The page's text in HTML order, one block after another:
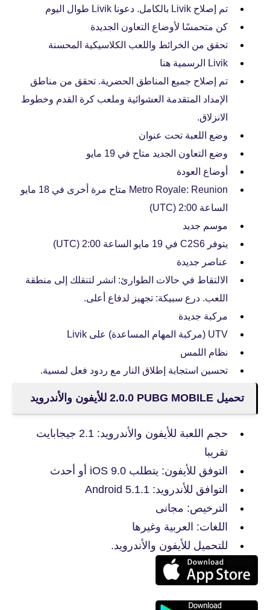
تم إصلاح Livik بالكامل. دعونا Livik طوال اليوم
كن متحمسًا لأوضاع التعاون الجديدة
تحقق من الخرائط واللعب الكلاسيكية المحسنة
Livik الرسمية هنا
تم إصلاح جميع المناطق الحضرية. تحقق من مناطق
الإمداد المتقدمة العشوائية وملعب كرة القدم وخطوط
الانزلاق.
وضع اللعبة تحت عنوان
وضع التعاون الجديد متاح في 19 مايو
أوضاع العودة
Metro Royale: Reunion متاح مرة أخرى في 18 مايو
الساعة 2:00 (UTC)
موسم جديد
يتوفر C2S6 في 19 مايو الساعة 2:00 (UTC)
عناصر جديدة
الالتقاط في حالات الطوارئ: انشر لتنقلك إلى منطقة
اللعب. درع سبيكة: تجهيز لدفاع أعلى.
مركبة جديدة
UTV (مركبة المهام المساعدة) على Livik
نظام اللمس
تحسين استجابة إطلاق النار مع ردود فعل لمسية.
تحميل PUBG MOBILE‏ 2.0.0 للأيفون والأندرويد
حجم اللعبة للأيفون والأندرويد: 2.1 جيجابايت
تقريبا
التوفق للأيفون: يتطلب iOS 9.0 أو أحدث
التوافق للأندرويد: Android 5.1.1
الترخيص: مجانى
اللغات: العربية وغيرها
للتحميل للأيفون والأندرويد.